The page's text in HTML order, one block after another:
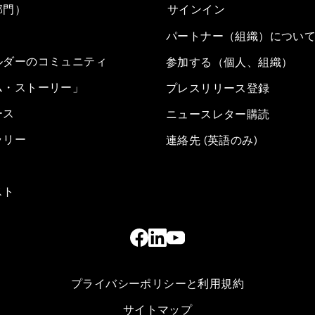
）
ーのコミュニティ
ストーリー」
リー
サインイン
パートナー（組織）につい
参加する（個人、組織）
プレスリリース登録
ニュースレター購読
連絡先 (英語のみ)
プライバシーポリシーと利用規約
サイトマップ